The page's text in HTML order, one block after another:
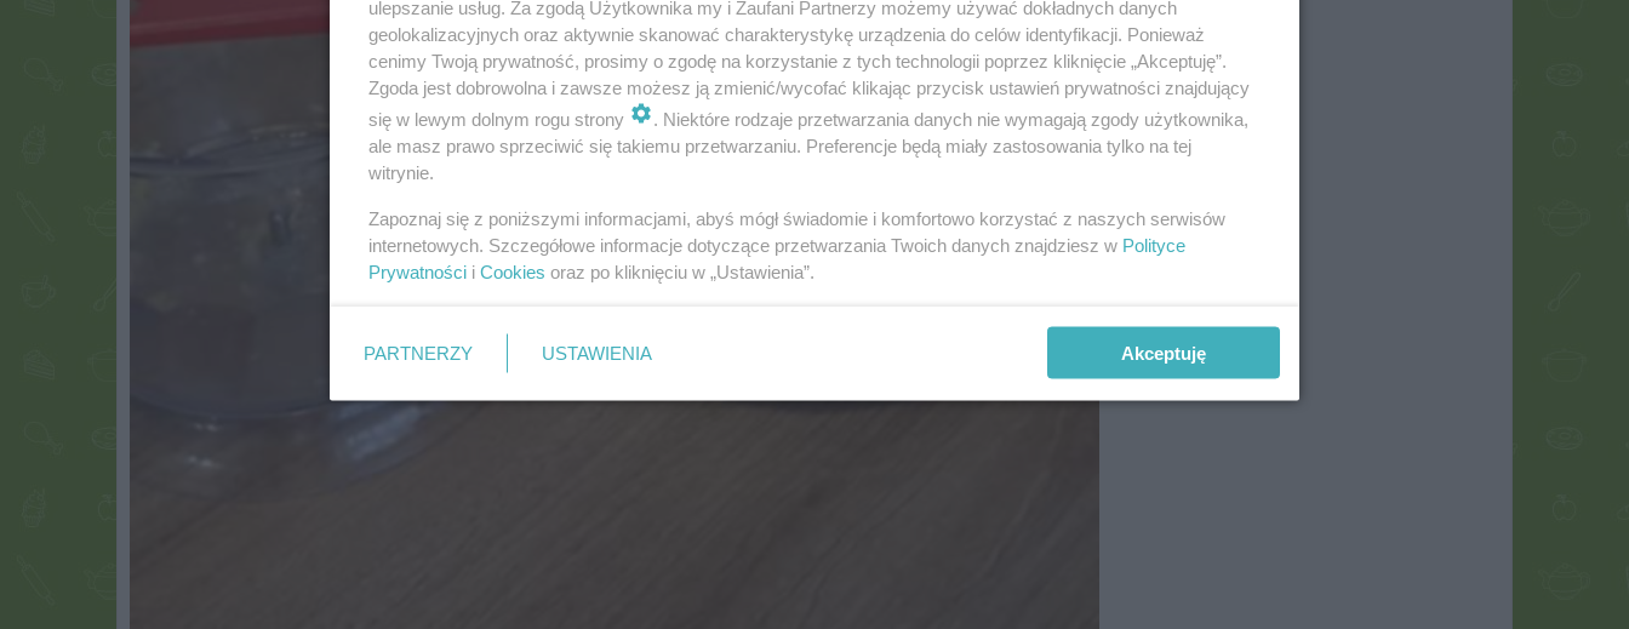
ulepszanie usług. Za zgodą Użytkownika my i Zaufani Partnerzy możemy używać dokładnych danych
geolokalizacyjnych oraz aktywnie skanować charakterystykę urządzenia do celów identyfikacji. Ponieważ
cenimy Twoją prywatność, prosimy o zgodę na korzystanie z tych technologii poprzez kliknięcie „Akceptuję”.
Zgoda jest dobrowolna i zawsze możesz ją zmienić/wycofać klikając przycisk ustawień prywatności znajdujący
się w lewym dolnym rogu strony
. Niektóre rodzaje przetwarzania danych nie wymagają zgody użytkownika,
ale masz prawo sprzeciwić się takiemu przetwarzaniu. Preferencje będą miały zastosowania tylko na tej
witrynie.
Zapoznaj się z poniższymi informacjami, abyś mógł świadomie i komfortowo korzystać z naszych serwisów
internetowych. Szczegółowe informacje dotyczące przetwarzania Twoich danych znajdziesz w Polityce
Prywatności i Cookies oraz po kliknięciu w „Ustawienia”.
PARTNERZY USTAWIENIA Akceptuję